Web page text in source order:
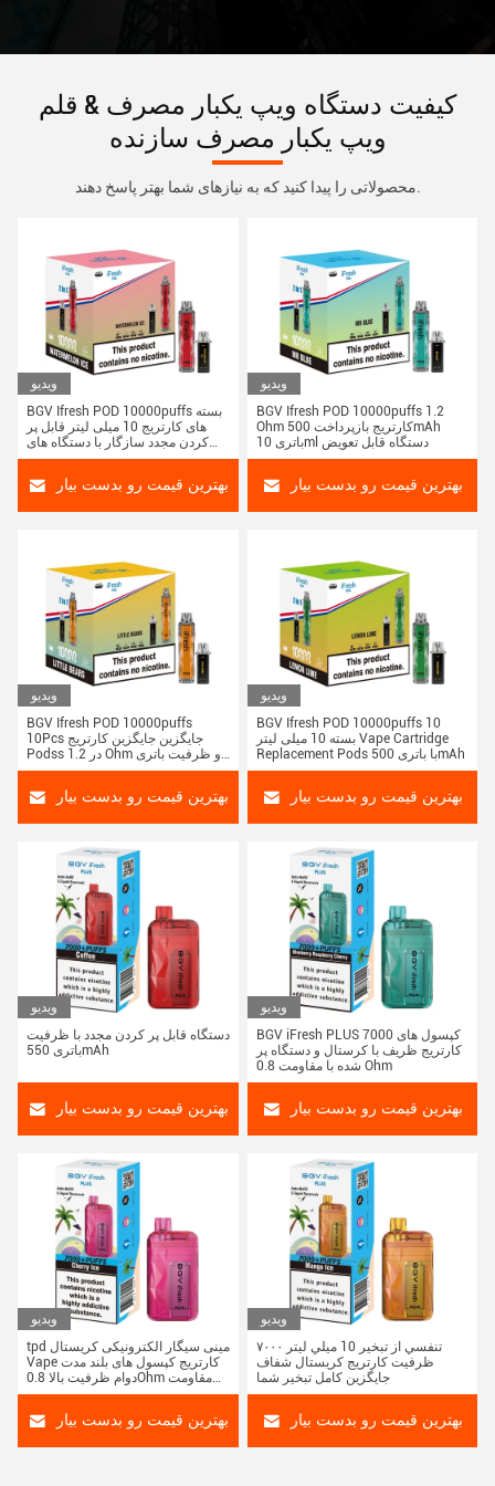
کیفیت دستگاه ویپ یکبار مصرف & قلم
ویپ یکبار مصرف سازنده
ویدیو
BGV Ifresh POD 10000puffs بسته
های کارتریج 10 میلی لیتر قابل پر
کردن مجدد سازگار با دستگاه های
باتری 500mAh
بهترین قیمت رو بدست بیار
ویدیو
BGV Ifresh POD 10000puffs 1.2
Ohm کارتریج بازپرداخت 500mAh
باتری 10ml دستگاه قابل تعویض
بهترین قیمت رو بدست بیار
ویدیو
BGV Ifresh POD 10000puffs
10Pcs جایگزین جایگزین کارتریج
Podss در 1.2 Ohm و ظرفیت باتری
500mAh
بهترین قیمت رو بدست بیار
ویدیو
BGV Ifresh POD 10000puffs 10
بسته 10 میلی لیتر Vape Cartridge
Replacement Pods با باتری 500mAh
بهترین قیمت رو بدست بیار
ویدیو
دستگاه قابل پر کردن مجدد با ظرفیت
باتری 550mAh
بهترین قیمت رو بدست بیار
ویدیو
BGV iFresh PLUS 7000 کپسول های
کارتریج ظریف با کرستال و دستگاه پر
شده با مقاومت 0.8 Ohm
بهترین قیمت رو بدست بیار
ویدیو
tpd مینی سیگار الکترونیکی کریستال
Vape کارتریج کپسول های بلند مدت
دوام ظرفیت بالا 0.8Ohm مقاومت
خودکار پر کردن مجدد Decive
بهترین قیمت رو بدست بیار
ویدیو
۷۰۰۰ تنفسي از تبخير 10 ميلي ليتر
ظرفيت کارتریج کريستال شفاف
جایگزین کامل تبخير شما
بهترین قیمت رو بدست بیار